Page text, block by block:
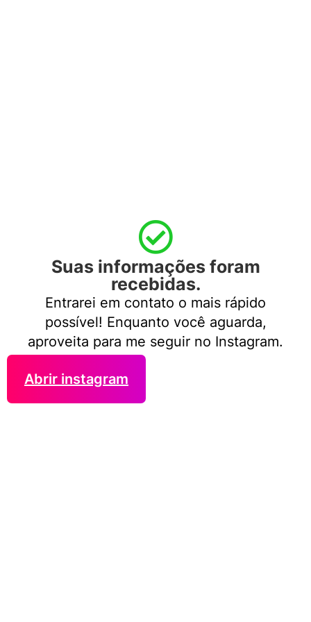
Suas informações foram
recebidas.
Entrarei em contato o mais rápido
possível! Enquanto você aguarda,
aproveita para me seguir no Instagram.
Abrir instagram